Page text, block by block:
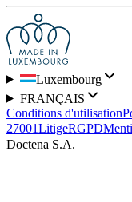
Luxembourg
FRANÇAIS
Conditions d'utilisation
27001LitigeRGPD
Doctena S.A.